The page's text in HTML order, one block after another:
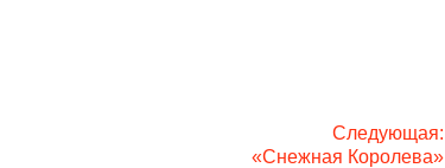
Следующая:
«Снежная Королева»